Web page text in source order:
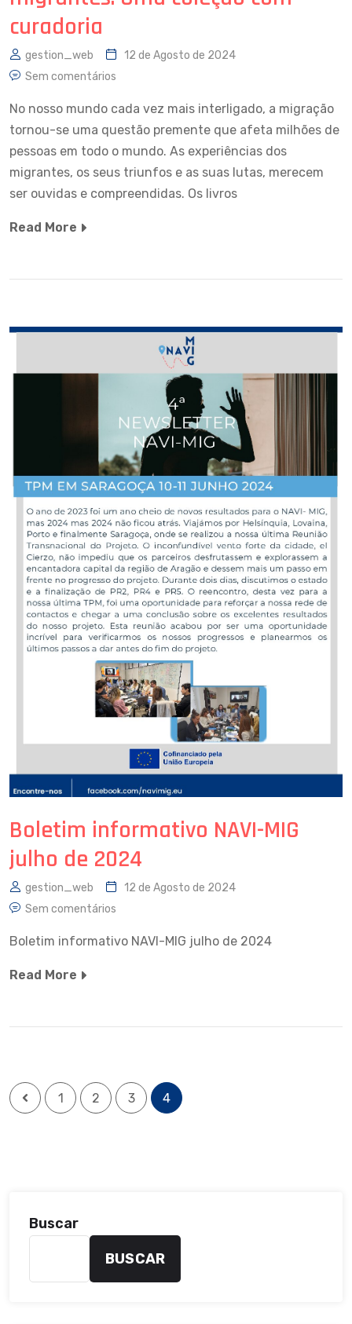
curadoria
gestion_web
12 de Agosto de 2024
Sem comentários
No nosso mundo cada vez mais interligado, a migração
tornou-se uma questão premente que afeta milhões de
pessoas em todo o mundo. As experiências dos
migrantes, os seus triunfos e as suas lutas, merecem
ser ouvidas e compreendidas. Os livros
Read More
Boletim informativo NAVI-MIG
julho de 2024
gestion_web
12 de Agosto de 2024
Sem comentários
Boletim informativo NAVI-MIG julho de 2024
Read More
1 2 3 4
Buscar
BUSCAR